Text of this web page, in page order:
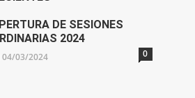
DE SESIONES
2024
04/03/2024 0